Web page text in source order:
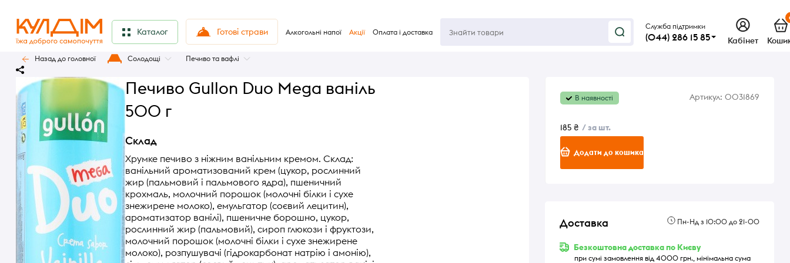
Каталог Готові страви Алкогольні напої Акції Оплата і доставка
Служба підтримки
(044) 286 15 85 Кабінет
Назад до головної Солодощі Печиво та вафлі
Печиво Gullon Duo Mega ваніль
500 г
Склад
Хрумке печиво з ніжним ванільним кремом. Склад:
ванільний ароматизований крем (цукор, рослинний
жир (пальмовий і пальмового ядра), пшеничний
крохмаль, молочний порошок (молочні білки і сухе
знежирене молоко), емульгатор (соєвий лецитин),
ароматизатор ванілі), пшеничне борошно, цукор,
рослинний жир (пальмовий), сироп глюкози і фруктози,
молочний порошок (молочні білки і сухе знежирене
молоко), розпушувачі (гідрокарбонат натрію і амонію),
В наявності Артикул: 0031869
185 ₴ / за шт.
Додати до кошика
Доставка Пн-Нд з 10:00 до 21-00
Безкоштовна доставка по Києву
при сумі замовлення від 4000 грн., мінімальна сума